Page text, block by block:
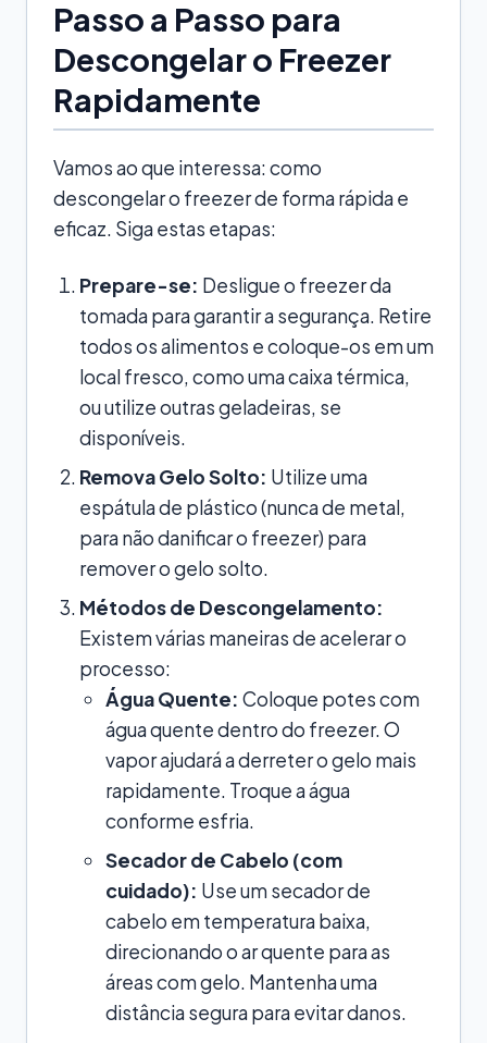
Passo a Passo para
Descongelar o Freezer
Rapidamente
Vamos ao que interessa: como
descongelar o freezer de forma rápida e
eficaz. Siga estas etapas:
Prepare-se: Desligue o freezer da
tomada para garantir a segurança. Retire
todos os alimentos e coloque-os em um
local fresco, como uma caixa térmica,
ou utilize outras geladeiras, se
disponíveis.
Remova Gelo Solto: Utilize uma
espátula de plástico (nunca de metal,
para não danificar o freezer) para
remover o gelo solto.
Métodos de Descongelamento:
Existem várias maneiras de acelerar o
processo:
Água Quente: Coloque potes com
água quente dentro do freezer. O
vapor ajudará a derreter o gelo mais
rapidamente. Troque a água
conforme esfria.
Secador de Cabelo (com
cuidado): Use um secador de
cabelo em temperatura baixa,
direcionando o ar quente para as
áreas com gelo. Mantenha uma
distância segura para evitar danos.